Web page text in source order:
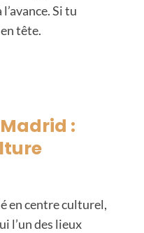
Si tu
tête.
:
en centre culturel,
l’un des lieux